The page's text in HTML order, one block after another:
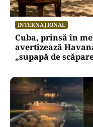
INTERNAȚIONAL
Cuba, prinsă în
avertizează
„supapă de